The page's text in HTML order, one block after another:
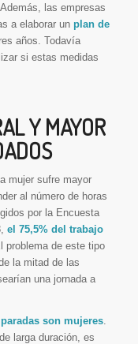
las empresas
a elaborar un plan de
años. Todavía
si estas medidas
Y MAYOR
mujer sufre mayor
al número de horas
por la Encuesta
el 75,5% del trabajo
problema de este tipo
la mitad de las
una jornada a
son mujeres.
larga duración, es